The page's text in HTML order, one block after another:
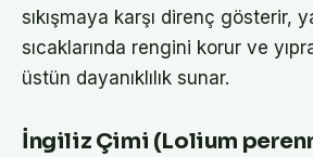
sıkışmaya karşı direnç gösterir,
sıcaklarında rengini korur ve
üstün dayanıklılık sunar.
İngiliz Çimi (Lolium